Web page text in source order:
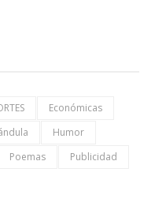
Económicas
Humor
Poemas
Publicidad